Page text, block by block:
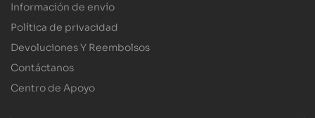
Información de envío
Política de privacidad
Devoluciones Y Reembolsos
Contáctanos
Centro de Apoyo